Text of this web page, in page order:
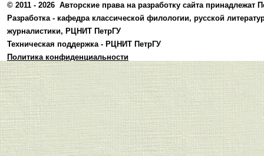
© 2011 - 2026 Авторские права на разработку сайта принадлежат
Разработка - кафедра классической филологии, русской
журналистики, РЦНИТ ПетрГУ
Техническая поддержка - РЦНИТ ПетрГУ
Политика конфиденциальности